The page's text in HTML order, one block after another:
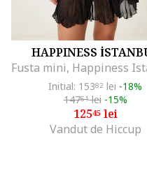
HAPPINESS
Initial: 15382 lei -18%
14761lei -15%
12545lei
Vandut de Hiccup